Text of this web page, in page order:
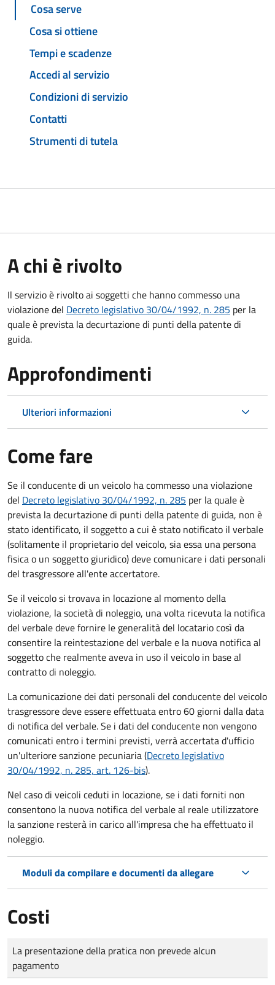
Cosa serve
Cosa si ottiene
Tempi e scadenze
Accedi al servizio
Condizioni di servizio
Contatti
Strumenti di tutela
A chi è rivolto
Il servizio è rivolto ai soggetti che hanno commesso una
violazione del Decreto legislativo 30/04/1992, n. 285 per la
quale è prevista la decurtazione di punti della patente di
guida.
Approfondimenti
Ulteriori informazioni
Come fare
Se il conducente di un veicolo ha commesso una violazione
del Decreto legislativo 30/04/1992, n. 285 per la quale è
prevista la decurtazione di punti della patente di guida, non è
stato identificato, il soggetto a cui è stato notificato il verbale
(solitamente il proprietario del veicolo, sia essa una persona
fisica o un soggetto giuridico) deve comunicare i dati personali
del trasgressore all'ente accertatore.
Se il veicolo si trovava in locazione al momento della
violazione, la società di noleggio, una volta ricevuta la notifica
del verbale deve fornire le generalità del locatario così da
consentire la reintestazione del verbale e la nuova notifica al
soggetto che realmente aveva in uso il veicolo in base al
contratto di noleggio.
La comunicazione dei dati personali del conducente del veicolo
trasgressore deve essere effettuata entro 60 giorni dalla data
di notifica del verbale.Se i dati del conducente non vengono
comunicati entro i termini previsti, verrà accertata d'ufficio
un'ulteriore sanzione pecuniaria (Decreto legislativo
30/04/1992, n. 285, art. 126-bis).
Nel caso di veicoli ceduti in locazione, se i dati forniti non
consentono la nuova notifica del verbale al reale utilizzatore
la sanzione resterà in carico all'impresa che ha effettuato il
noleggio.
Moduli da compilare e documenti da allegare
Costi
Tipo di pagamento
Importo
La presentazione della pratica non prevede alcun
pagamento